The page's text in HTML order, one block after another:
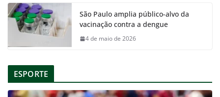
São Paulo amplia público-alvo da
vacinação contra a dengue
4 de maio de 2026
ESPORTE